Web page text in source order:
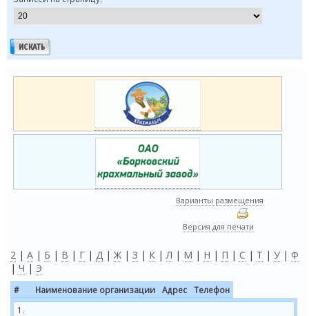
Варианты размещения
Версия для печати
2 | А | Б | В | Г | Д | Ж | З | К |Л | М | Н | П | С | Т | У | Ф
| Ч | Э
# Наименование организации Адрес
Телефон
1.